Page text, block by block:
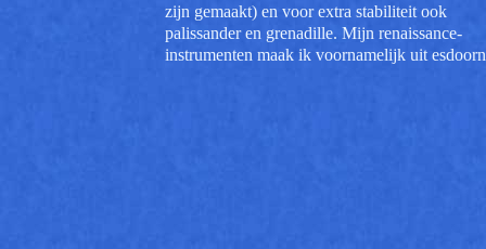
zijn gemaakt) en voor extra stabiliteit ook
palissander en grenadille. Mijn renaissance-
instrumenten maak ik voornamelijk uit